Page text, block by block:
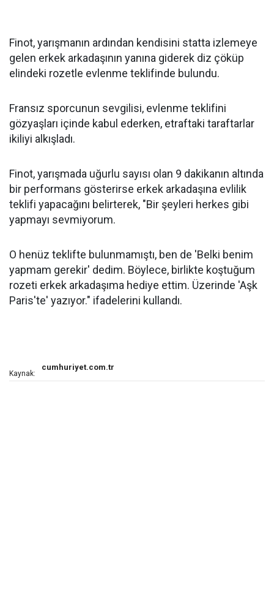
Finot, yarışmanın ardından kendisini statta izlemeye
gelen erkek arkadaşının yanına giderek diz çöküp
elindeki rozetle evlenme teklifinde bulundu.
Fransız sporcunun sevgilisi, evlenme teklifini
gözyaşları içinde kabul ederken, etraftaki taraftarlar
ikiliyi alkışladı.
Finot, yarışmada uğurlu sayısı olan 9 dakikanın altında
bir performans gösterirse erkek arkadaşına evlilik
teklifi yapacağını belirterek, "Bir şeyleri herkes gibi
yapmayı sevmiyorum.
O henüz teklifte bulunmamıştı, ben de 'Belki benim
yapmam gerekir' dedim. Böylece, birlikte koştuğum
rozeti erkek arkadaşıma hediye ettim. Üzerinde 'Aşk
Paris'te' yazıyor." ifadelerini kullandı.
Kaynak:
cumhuriyet.com.tr